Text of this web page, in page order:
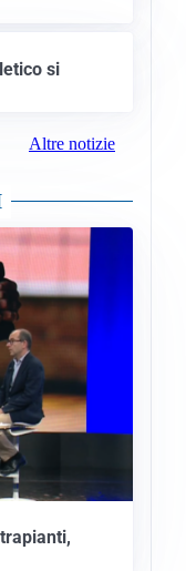
si
Altre notizie